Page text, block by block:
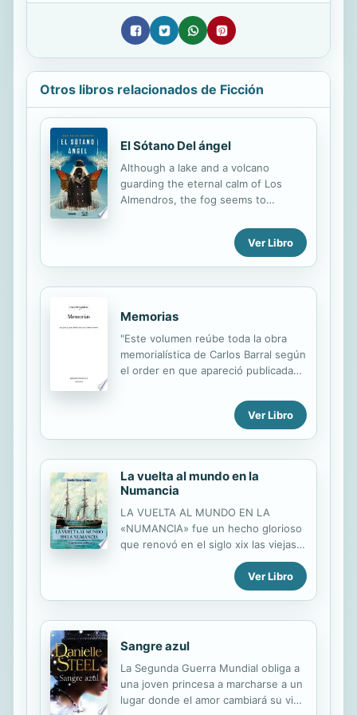
Otros libros relacionados de Ficción
El Sótano Del ángel
Although a lake and a volcano
guarding the eternal calm of Los
Almendros, the fog seems to
Parajón, often hear the voice of the
dead, falls for a young man who has
his feet on the ground but collects
wonder what a man should do,
and steal a real angel, one who
dwells there in Los Almendros.
Ver Libro
Memorias
"Este volumen reúbe toda la obra
memorialística de Carlos Barral según
el order en que apareció publicada
penitencia, Los años sin excusa y
Cuando las horas veloces."--Book
Ver Libro
La vuelta al mundo en la
Numancia
LA VUELTA AL MUNDO EN LA
«NUMANCIA» fue un hecho glorioso
que renovó en el siglo xix las viejas
proezas de los antiguos navegantes
españoles. Considerada en su
momento la joya de la Armada, esta
inmediato a la «Guerra del Pacífico»,
en la que participó destacadamente.
Dañada y desprovista de carbón,
acabó circunnavegando el globo
desde allí. Galdós describe en este
episodio la vida marinera, así como
Ver Libro
Sangre azul
La Segunda Guerra Mundial obliga a
una joven princesa a marcharse a un
lugar donde el amor cambiará su vida